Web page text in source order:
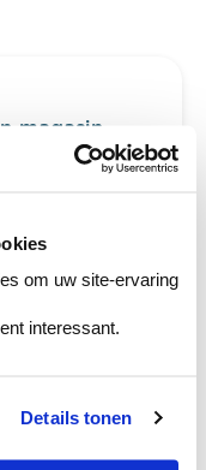
om uw site-ervaring
interessant.
Details tonen
magasin
de votre
sur la